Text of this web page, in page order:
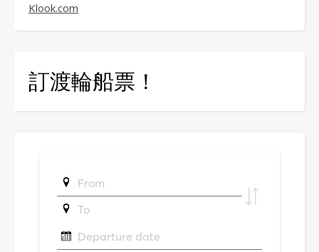
Klook.com
訂渡輪船票！